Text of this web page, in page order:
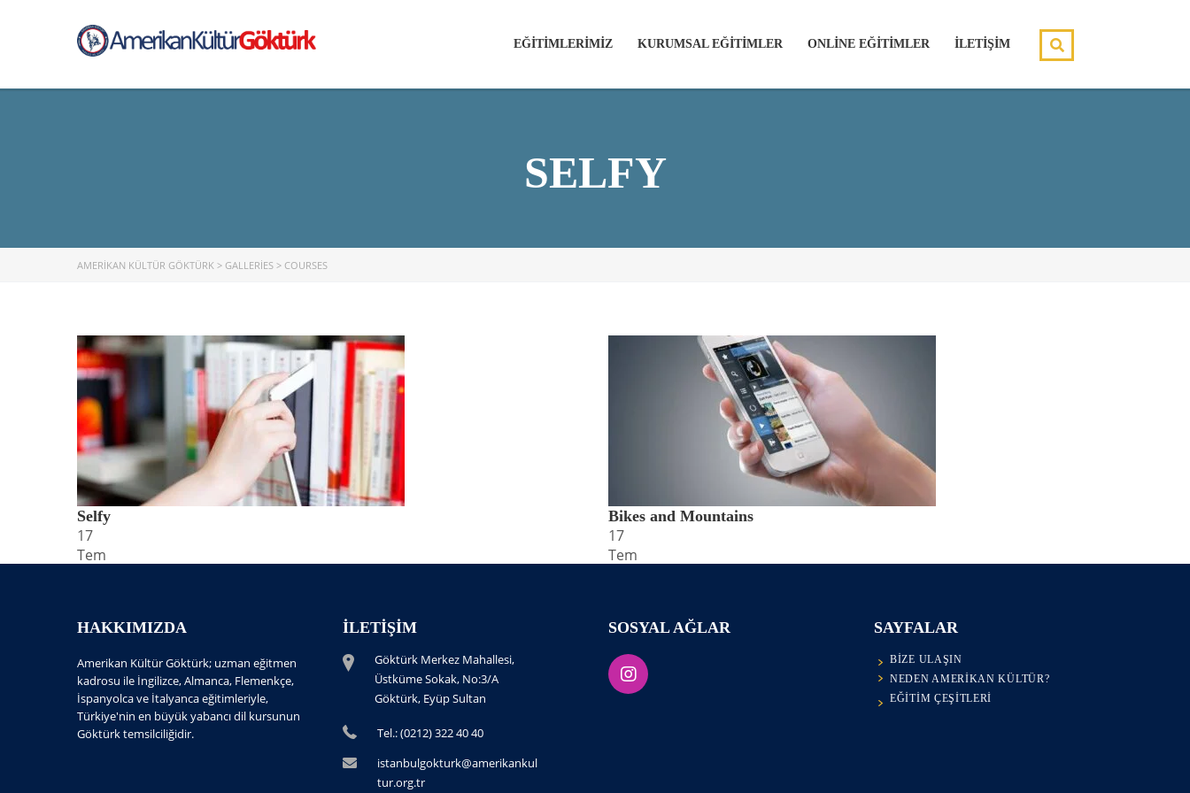
EĞİTİMLERİMİZ KURUMSAL EĞİTİMLER ONLİNE EĞİTİMLER İLETİŞİM
SELFY
AMERIKAN KÜLTÜR GÖKTÜRK > GALLERIES > COURSES
Selfy
17
Tem
Bikes and Mountains
17
Tem
HAKKIMIZDA
Amerikan Kültür Göktürk; uzman eğitmen
kadrosu ile İngilizce, Almanca, Flemenkçe,
İspanyolca ve İtalyanca eğitimleriyle,
Türkiye'nin en büyük yabancı dil kursunun
Göktürk temsilciliğidir.
İLETIŞIM
Göktürk Merkez Mahallesi,
Üstküme Sokak, No:3/A
Göktürk, Eyüp Sultan
Tel.: (0212) 322 40 40
istanbulgokturk@amerikankul
tur.org.tr
SOSYAL AĞLAR SAYFALAR
BIZE ULAŞIN
NEDEN AMERIKAN KÜLTÜR?
EĞITIM ÇEŞITLERI